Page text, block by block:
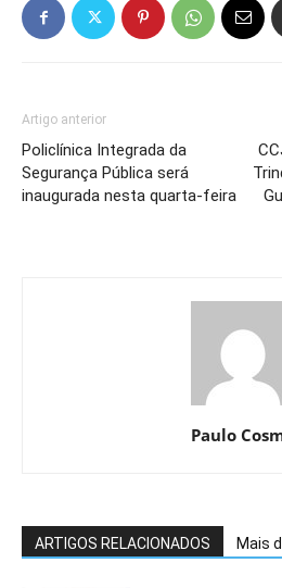
Artigo anterior
Policlínica Integrada da
Segurança Pública será
inaugurada nesta quarta-feira
Paulo
ARTIGOS RELACIONADOS Mais